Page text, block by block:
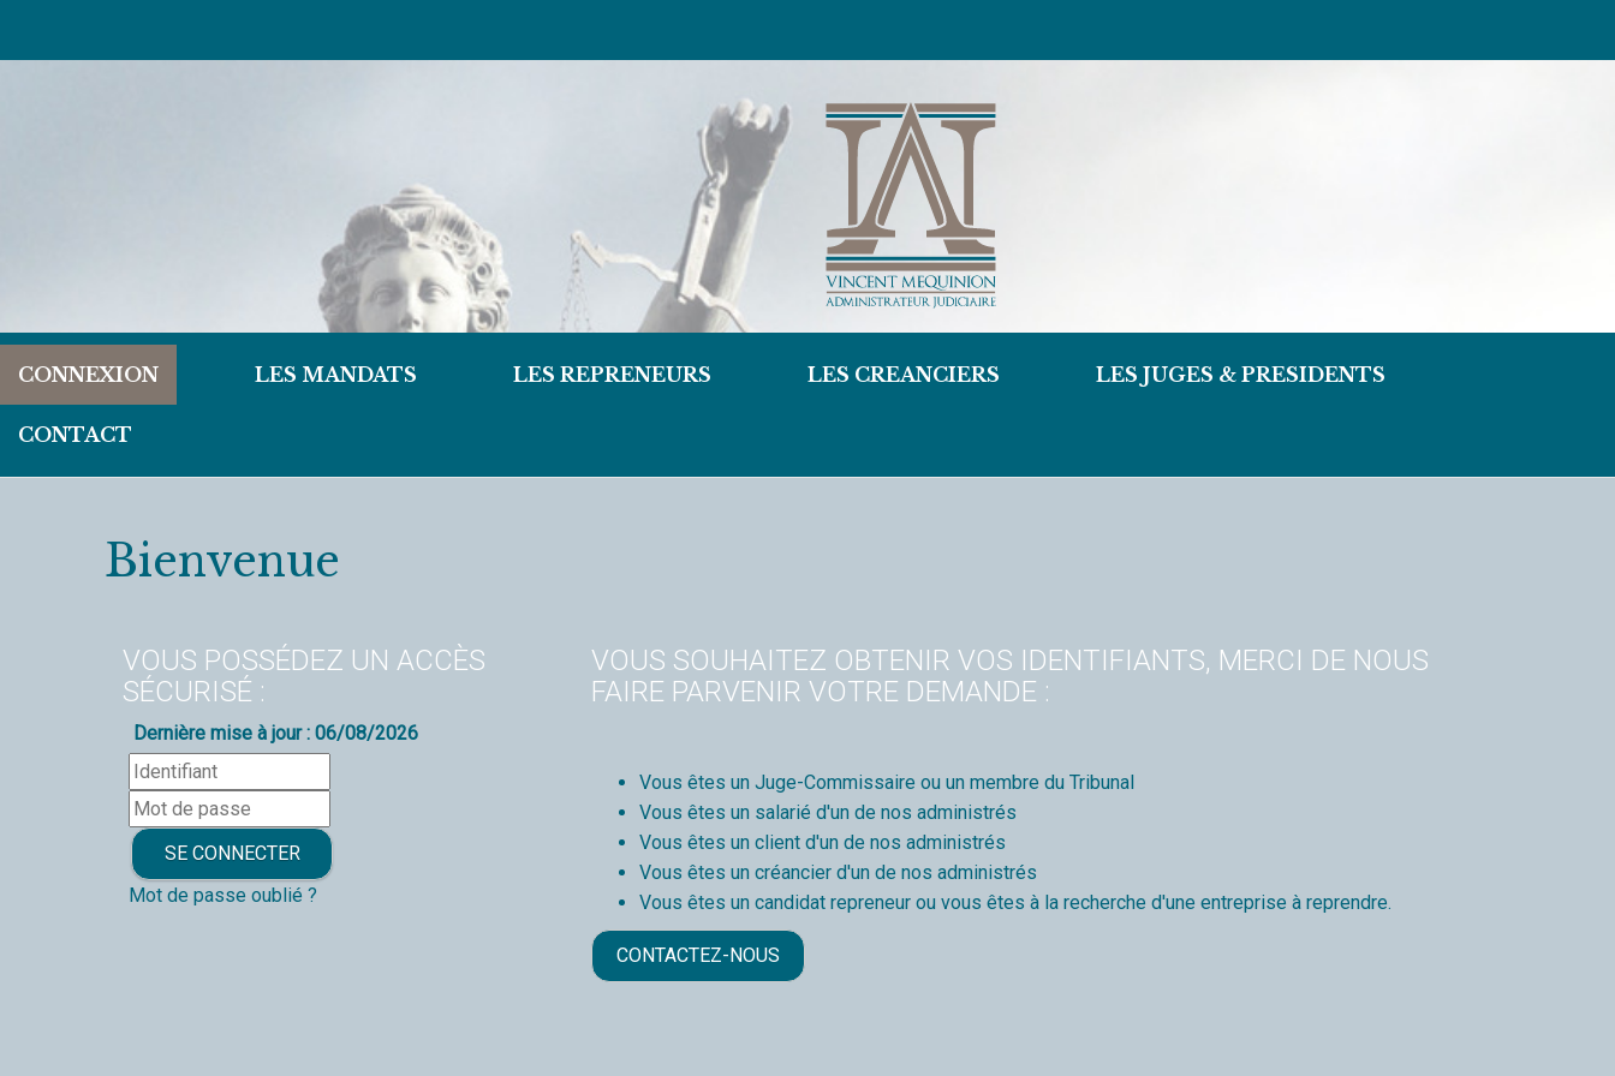
CONNEXION LES MANDATS LES REPRENEURS LES CREANCIERS LES JUGES & PRESIDENTS
CONTACT
Bienvenue
VOUS POSSÉDEZ UN ACCÈS
SÉCURISÉ :
Dernière mise à jour : 06/08/2026
Mot de passe oublié ?
VOUS SOUHAITEZ OBTENIR VOS IDENTIFIANTS, MERCI DE NOUS
FAIRE PARVENIR VOTRE DEMANDE :
Vous êtes un Juge-Commissaire ou un membre du Tribunal
Vous êtes un salarié d'un de nos administrés
Vous êtes un client d'un de nos administrés
Vous êtes un créancier d'un de nos administrés
Vous êtes un candidat repreneur ou vous êtes à la recherche d'une entreprise à reprendre.
CONTACTEZ-NOUS